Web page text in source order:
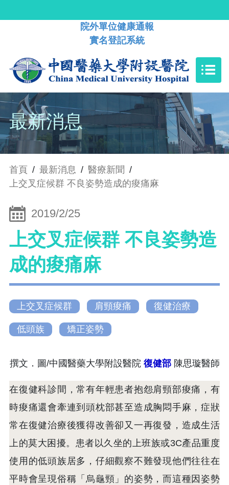
院外單位健康通報
實名登記系統
最新消息
首頁 / 最新消息 / 醫療新聞 /
上交叉症候群 不良姿勢造成的痠痛麻
2019/2/25
上交叉症候群 不良姿勢造
成的痠痛麻
上交叉症候群 肩頸痠痛 復健治療
低頭族 矯正姿勢
撰文．圖/中國醫藥大學附設醫院 復健部 陳思璇醫師
在復健科診間，常有年輕患者抱怨肩頸部痠痛，有
時痠痛還會牽連到頭枕部甚至造成胸悶手麻，症狀
常在復健治療後獲得改善卻又一再復發，造成生活
上的莫大困擾。患者以久坐的上班族或3C產品重度
使用的低頭族居多，仔細觀察不難發現他們往往在
平時會呈現俗稱「烏龜頸」的姿勢，而這種因姿勢